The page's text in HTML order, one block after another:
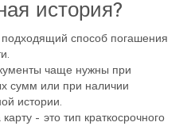
история?
способ погашения
чаще нужны при
сумм или при наличии
истории.
– это тип краткосрочного